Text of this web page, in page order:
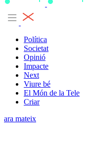
Política
Societat
Opinió
Impacte
Next
Viure bé
El Món de la Tele
Criar
ara mateix